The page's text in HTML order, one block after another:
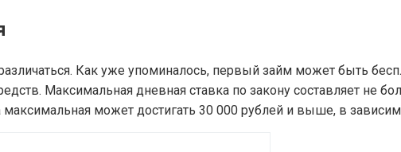
Как уже упоминалось, первый займ может быть
Максимальная дневная ставка по закону составляет не
максимальная может достигать 30 000 рублей и выше, в